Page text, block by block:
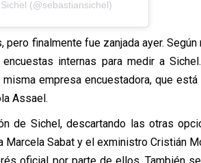
(@sebastiansichel)
pero finalmente fue zanjada ayer.
internas para medir a
empresa encuestadora, que está
Assael.
de Sichel, descartando las otras
Sabat y el exministro Cristián